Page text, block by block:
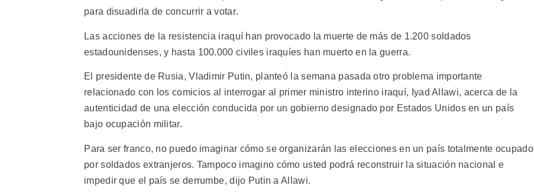
para disuadirla de concurrir a votar.
Las acciones de la resistencia iraquí han provocado la muerte de más de 1.200 soldados
estadounidenses, y hasta 100.000 civiles iraquíes han muerto en la guerra.
El presidente de Rusia, Vladimir Putin, planteó la semana pasada otro problema importante
relacionado con los comicios al interrogar al primer ministro interino iraquí, Iyad Allawi, acerca de la
autenticidad de una elección conducida por un gobierno designado por Estados Unidos en un país
bajo ocupación militar.
Para ser franco, no puedo imaginar cómo se organizarán las elecciones en un país totalmente ocupado
por soldados extranjeros. Tampoco imagino cómo usted podrá reconstruir la situación nacional e
impedir que el país se derrumbe, dijo Putin a Allawi.